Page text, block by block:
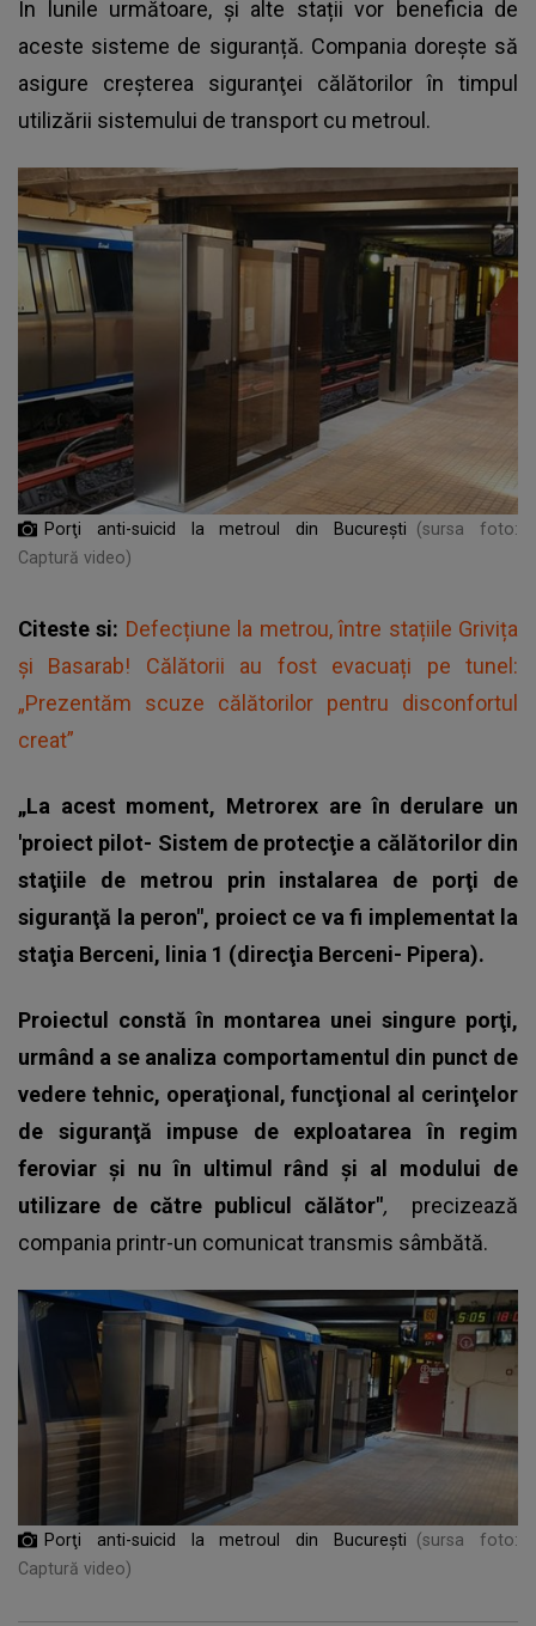
În lunile următoare, și alte stații vor beneficia de
aceste sisteme de siguranță. Compania dorește să
asigure creşterea siguranţei călătorilor în timpul
utilizării sistemului de transport cu metroul.
Porţi anti-suicid la metroul din Bucureşti
(sursa foto:
Captură video)
Citeste si: Defecțiune la metrou, între stațiile Grivița
și Basarab! Călătorii au fost evacuați pe tunel:
„Prezentăm scuze călătorilor pentru disconfortul
creat”
„La acest moment, Metrorex are în derulare un
'proiect pilot- Sistem de protecţie a călătorilor din
staţiile de metrou prin instalarea de porţi de
siguranţă la peron", proiect ce va fi implementat la
staţia Berceni, linia 1 (direcţia Berceni- Pipera).
Proiectul constă în montarea unei singure porţi,
urmând a se analiza comportamentul din punct de
vedere tehnic, operaţional, funcţional al cerinţelor
de siguranţă impuse de exploatarea în regim
feroviar şi nu în ultimul rând şi al modului de
utilizare de către publicul călător",
precizează
compania printr-un comunicat transmis sâmbătă.
Porţi anti-suicid la metroul din Bucureşti
(sursa foto:
Captură video)